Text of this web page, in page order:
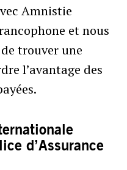
Amnistie
et nous
trouver une
l’avantage des
d’Assurance